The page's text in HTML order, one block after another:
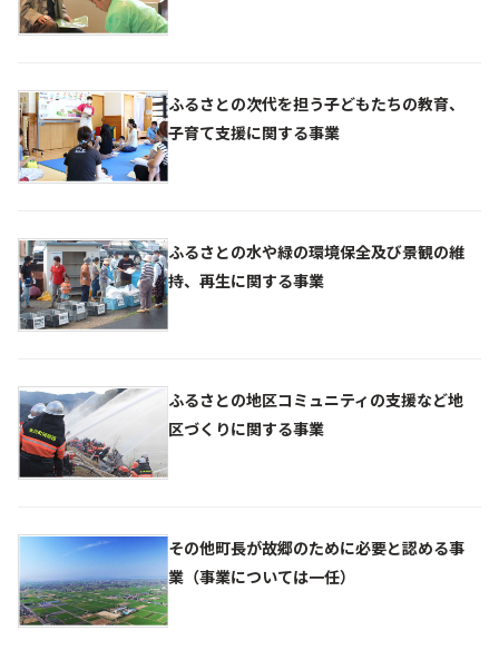
ふるさとの次代を担う子どもたちの教育、
子育て支援に関する事業
ふるさとの水や緑の環境保全及び景観の維
持、再生に関する事業
ふるさとの地区コミュニティの支援など地
区づくりに関する事業
その他町長が故郷のために必要と認める事
業（事業については一任）